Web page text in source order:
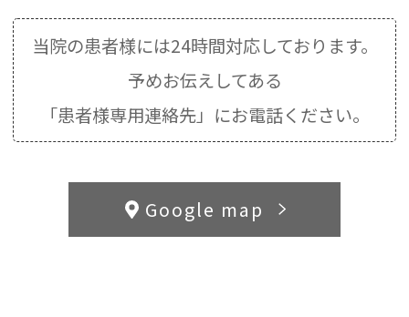
当院の患者様には24時間対応しております。
予めお伝えしてある
「患者様専用連絡先」にお電話ください。
Google map